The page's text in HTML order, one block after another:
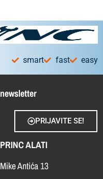
smart fast easy
newsletter
PRIJAVITE SE!
PRINC ALATI
Mike Antića 13